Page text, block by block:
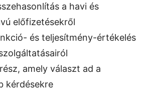
a havi és
előfizetésekről
és teljesítmény-értékelés
amely választ ad a
kérdésekre